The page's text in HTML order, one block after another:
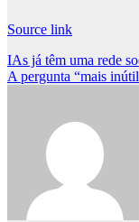
Source link
Post
navigation
IAs já têm uma rede
A pergunta “mais